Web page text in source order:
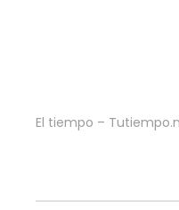
El tiempo –